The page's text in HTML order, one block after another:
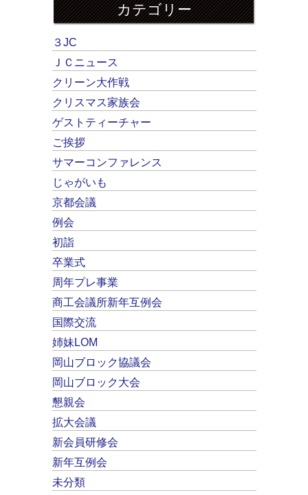
カテゴリー
３JC
ＪＣニュース
クリーン大作戦
クリスマス家族会
ゲストティーチャー
ご挨拶
サマーコンファレンス
じゃがいも
京都会議
例会
初詣
卒業式
周年プレ事業
商工会議所新年互例会
国際交流
姉妹LOM
岡山ブロック協議会
岡山ブロック大会
懇親会
拡大会議
新会員研修会
新年互例会
未分類